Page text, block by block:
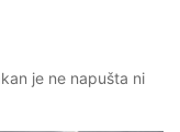
je ne napušta ni